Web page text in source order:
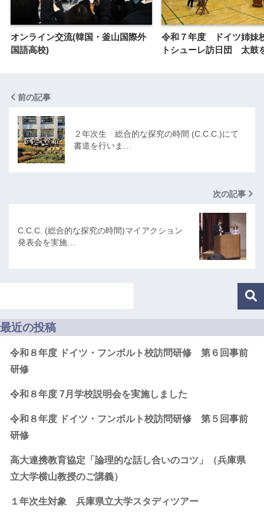
オンライン交流(韓国・釜山国際外
国語高校)
令和７年度 ドイツ姉妹
トシューレ訪日団 太鼓
前の記事
２年次生 総合的な探究の時間 (C.C.C.)にて
書道を行いま…
次の記事
C.C.C. (総合的な探究の時間)マイアクション
発表会を実施…
最近の投稿
令和８年度 ドイツ・フンボルト校訪問研修 第６回事前
研修
令和８年度 7月学校説明会を実施しました
令和８年度 ドイツ・フンボルト校訪問研修 第５回事前
研修
高大連携教育協定「論理的な話し合いのコツ」（兵庫県
立大学横山教授のご講義）
１年次生対象 兵庫県立大学スタディツアー